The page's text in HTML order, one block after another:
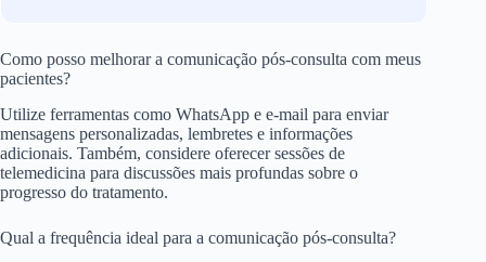
Como posso melhorar a comunicação pós-consulta com meus
pacientes?
Utilize ferramentas como WhatsApp e e-mail para enviar
mensagens personalizadas, lembretes e informações
adicionais. Também, considere oferecer sessões de
telemedicina para discussões mais profundas sobre o
progresso do tratamento.
Qual a frequência ideal para a comunicação pós-consulta?